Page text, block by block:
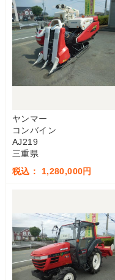
ヤンマー
コンバイン
AJ219
三重県
税込： 1,280,000円